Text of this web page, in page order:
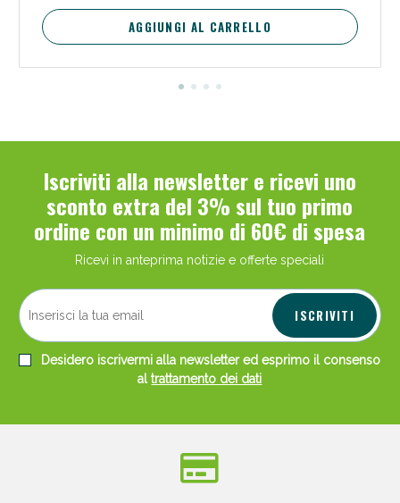
AGGIUNGI AL CARRELLO
Iscriviti alla newsletter e ricevi uno
sconto extra del 3% sul tuo primo
ordine con un minimo di 60€ di spesa
Ricevi in anteprima notizie e offerte speciali
ISCRIVITI
Desidero iscrivermi alla newsletter ed esprimo il consenso
altrattamento dei dati